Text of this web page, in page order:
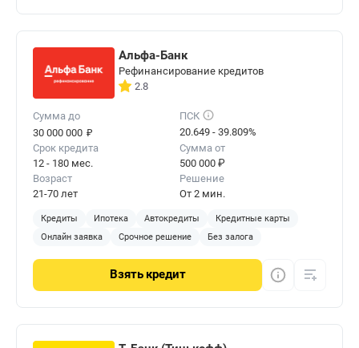
Альфа-Банк
Рефинансирование кредитов
2.8
Сумма до
30 000 000 ₽
ПСК
20.649 - 39.809%
Срок кредита
12 - 180 мес.
Сумма от
500 000 ₽
Возраст
21-70 лет
Решение
От 2 мин.
Кредиты Ипотека Автокредиты
Кредитные карты
Онлайн заявка
Срочное решение Без залога
Взять кредит